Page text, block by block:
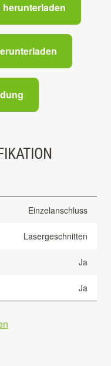
Einzelanschluss
Lasergeschnitten
Ja
Ja